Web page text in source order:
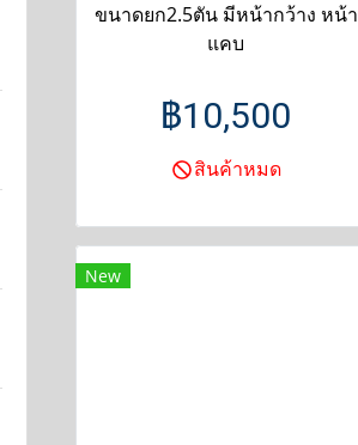
ขนาดยก2.5ตัน มีหน้ากว้าง หน้า
แคบ
฿10,500
สินค้าหมด
New